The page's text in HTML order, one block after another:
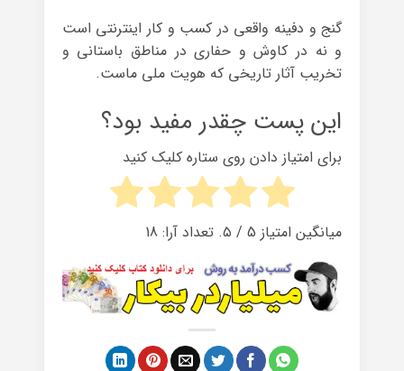
گنج و دفینه واقعی در کسب و کار اینترنتی است
و نه در کاوش و حفاری در مناطق باستانی و
تخریب آثار تاریخی که هویت ملی ماست.
این پست چقدر مفید بود؟
برای امتیاز دادن روی ستاره کلیک کنید
میانگین امتیاز 5/ ۵. تعداد آرا: 18